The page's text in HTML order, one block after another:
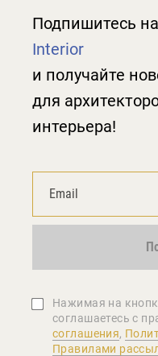
Подпишитесь
Interior
и получайте
для
интерьера!
Нажимая на
соглашаетеcь с
соглашения,
Правилами